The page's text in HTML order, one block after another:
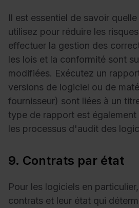
Il est essentiel de savoir
utilisez pour réduire les
effectuer la gestion des
les lois et la conformité sont
modifiées. Exécutez un
versions de logiciel ou de
fournisseur) sont liées à un
type de rapport est
les processus d'audit des
9. Contrats par état
Pour les logiciels en
contrats et leur état qui